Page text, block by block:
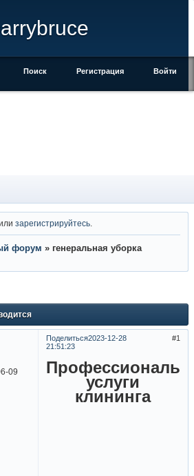
Поиск Регистрация Войти
зарегистрируйтесь
форум » генеральная уборка
Поделиться 1
2023-12-28
21:51:23
09
услуги
клининга